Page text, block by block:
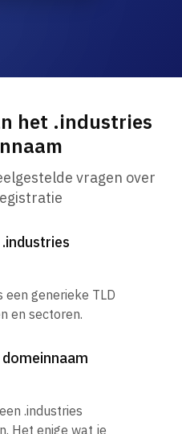
het .industries
vragen over
een generieke TLD
en sectoren.
.industries
Het enige wat je